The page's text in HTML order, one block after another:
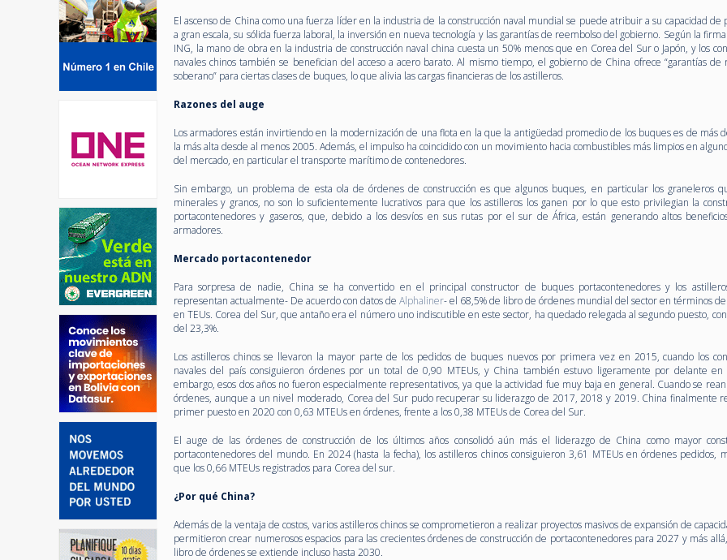
El ascenso de China como una fuerza líder en la industria de la construcción naval mundial se puede atribuir a su capacidad de
a gran escala, su sólida fuerza laboral, la inversión en nueva tecnología y las garantías de reembolso del gobierno. Según la
ING, la mano de obra en la industria de construcción naval china cuesta un 50% menos que en Corea del Sur o Japón, y los
navales chinos también se benefician del acceso a acero barato. Al mismo tiempo, el gobierno de China ofrece “garantías de
soberano” para ciertas clases de buques, lo que alivia las cargas financieras de los astilleros.
Razones del auge
Los armadores están invirtiendo en la modernización de una flota en la que la antigüedad promedio de los buques es de más
la más alta desde al menos 2005. Además, el impulso ha coincidido con un movimiento hacia combustibles más limpios en
del mercado, en particular el transporte marítimo de contenedores.
Sin embargo, un problema de esta ola de órdenes de construcción es que algunos buques, en particular los graneleros
minerales y granos, no son lo suficientemente lucrativos para que los astilleros los ganen por lo que esto privilegian la
portacontenedores y gaseros, que, debido a los desvíos en sus rutas por el sur de África, están generando altos
armadores.
Mercado portacontenedor
Para sorpresa de nadie, China se ha convertido en el principal constructor de buques portacontenedores y los
representan actualmente- De acuerdo con datos de Alphaliner- el 68,5% de libro de órdenes mundial del sector en términos de
en TEUs. Corea del Sur, que antaño era el número uno indiscutible en este sector, ha quedado relegada al segundo puesto,
del 23,3%.
Los astilleros chinos se llevaron la mayor parte de los pedidos de buques nuevos por primera vez en 2015, cuando los
navales del país consiguieron órdenes por un total de 0,90 MTEUs, y China también estuvo ligeramente por delante en
embargo, esos dos años no fueron especialmente representativos, ya que la actividad fue muy baja en general. Cuando se
órdenes, aunque a un nivel moderado, Corea del Sur pudo recuperar su liderazgo de 2017, 2018 y 2019. China finalmente
primer puesto en 2020 con 0,63 MTEUs en órdenes, frente a los 0,38 MTEUs de Corea del Sur.
El auge de las órdenes de construcción de los últimos años consolidó aún más el liderazgo de China como mayor
portacontenedores del mundo. En 2024 (hasta la fecha), los astilleros chinos consiguieron 3,61 MTEUs en órdenes pedidos,
que los 0,66 MTEUs registrados para Corea del sur.
¿Por qué China?
Además de la ventaja de costos, varios astilleros chinos se comprometieron a realizar proyectos masivos de expansión de
permitieron crear numerosos espacios para las crecientes órdenes de construcción de portacontenedores para 2027 y más
libro de órdenes se extiende incluso hasta 2030.